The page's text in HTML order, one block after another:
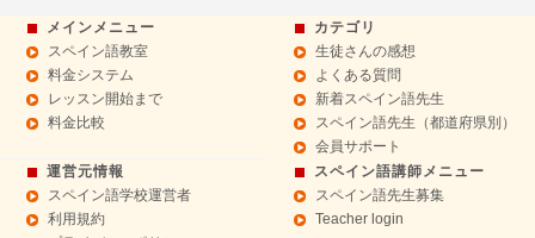
メインメニュー
スペイン語教室
料金システム
レッスン開始まで
料金比較
カテゴリ
生徒さんの感想
よくある質問
新着スペイン語先生
スペイン語先生（都道府県別）
会員サポート
運営元情報
スペイン語学校運営者
利用規約
スペイン語講師メニュー
スペイン語先生募集
Teacher login